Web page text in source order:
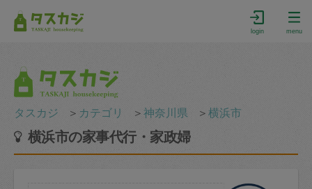
login menu
タスカジ ＞ カテゴリ ＞神奈川県 ＞横浜市
横浜市の家事代行・家政婦